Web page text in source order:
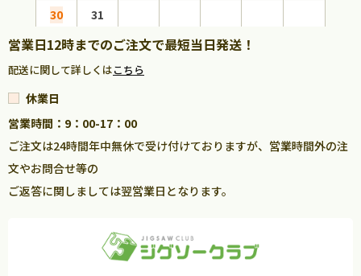
30
31
営業日12時までのご注文で最短当日発送！
配送に関して詳しくはこちら
休業日
営業時間：9：00-17：00
ご注文は24時間年中無休で受け付けておりますが、営業時間外の注
文やお問合せ等の
ご返答に関しましては翌営業日となります。